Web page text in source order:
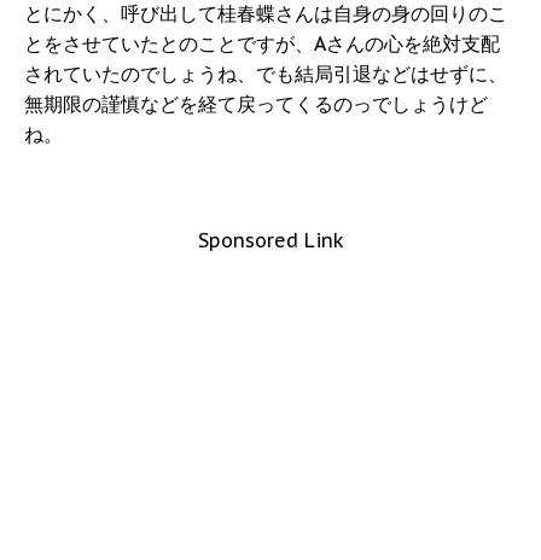
とにかく、呼び出して桂春蝶さんは自身の身の回りのこ
とをさせていたとのことですが、Aさんの心を絶対支配
されていたのでしょうね、でも結局引退などはせずに、
無期限の謹慎などを経て戻ってくるのっでしょうけど
ね。
Sponsored Link